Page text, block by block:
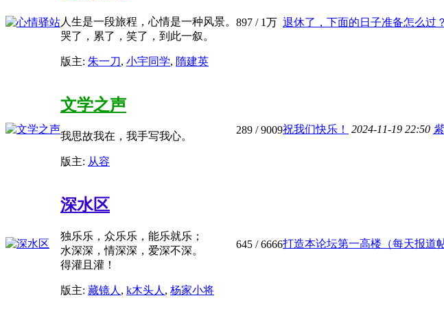
人生是一段旅程，心情是一种风景。
哭了，累了，笑了，到此一叙。
版主: 朱一刀, 小宇同学, 隋建英
897 / 1万 退休了，下面的日子准备怎么过
文学之声
我思故我在，我手写我心。
版主: 从容
289 / 9009祝我们快乐！ 2024-11-19 22:50
深水区
独乐乐，众乐乐，能乐就乐；
水深深，情深深，爱深不深。
得灌且灌！
版主: 藏镜人 , k木头人 , 杨家小将
645 / 6666打造本论坛第一高楼（每天报道